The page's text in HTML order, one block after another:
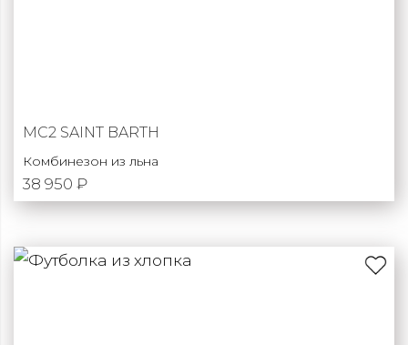
MC2 SAINT BARTH
Комбинезон из льна
38 950 ₽